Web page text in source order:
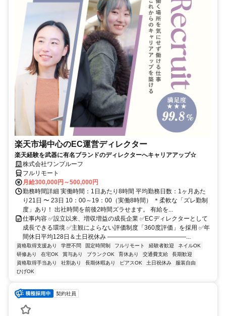
楽天市場中心のEC運営ディレクター
楽天経験を武器に有名ブランドのディレクターへキャリアアップ☆
株式会社ワンプルーフ
フルリモート
月給300,000円～500,000円
勤務時間詳細 実働時間：1日あたり8時間 平均勤務日数：1ヶ月あた
り21日 〜 23日 10：00～19：00（実働8時間） ＊柔軟な「ズレ勤制
度」あり！ 出社時間を前後2時間ズラせます。 有給を...
仕事内容 ✅設立以来、増収増益の成長企業 ✅ECディレクターとして
成長できる環境 ✅主観によらない評価制度「360度評価」を採用 ✅年
間休日平均128日＆土日祝休み ―――――――――――――...
資格取得支援あり 学歴不問 固定時間制 フルリモート 経験者歓迎
ネイルOK
研修あり
在宅OK 賞与あり ブランクOK 育休あり 交通費支給
長期歓迎
資格取得手当あり
社割あり 長期休暇あり ピアスOK 土日祝休み
服装自由
ひげOK
契約社員